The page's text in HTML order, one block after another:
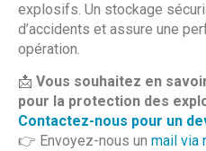
explosifs. Un stockage
d’accidents et assure une
opération.
📩 Vous souhaitez en
pour la protection des
Contactez-nous pour un
👉 Envoyez-nous un mail via